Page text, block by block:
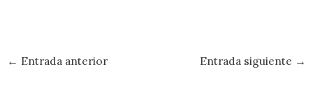
← Entrada anterior Entrada siguiente →